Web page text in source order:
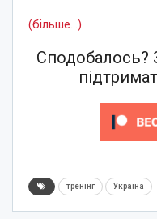
(більше…)
Сподобалось?
тренінг Україна